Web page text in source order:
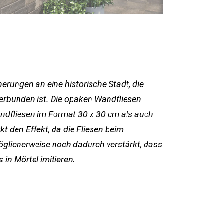
an eine historische Stadt, die
ist. Die opaken Wandfliesen
im Format 30 x 30 cm als auch
den Effekt, da die Fliesen beim
noch dadurch verstärkt, dass
in Mörtel imitieren.